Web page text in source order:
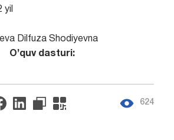
yil
Dilfuza Shodiyevna
O’quv dasturi:
624